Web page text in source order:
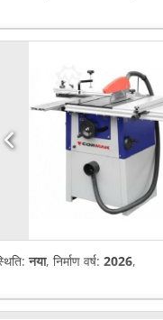
नया, निर्माण वर्ष: 2026,